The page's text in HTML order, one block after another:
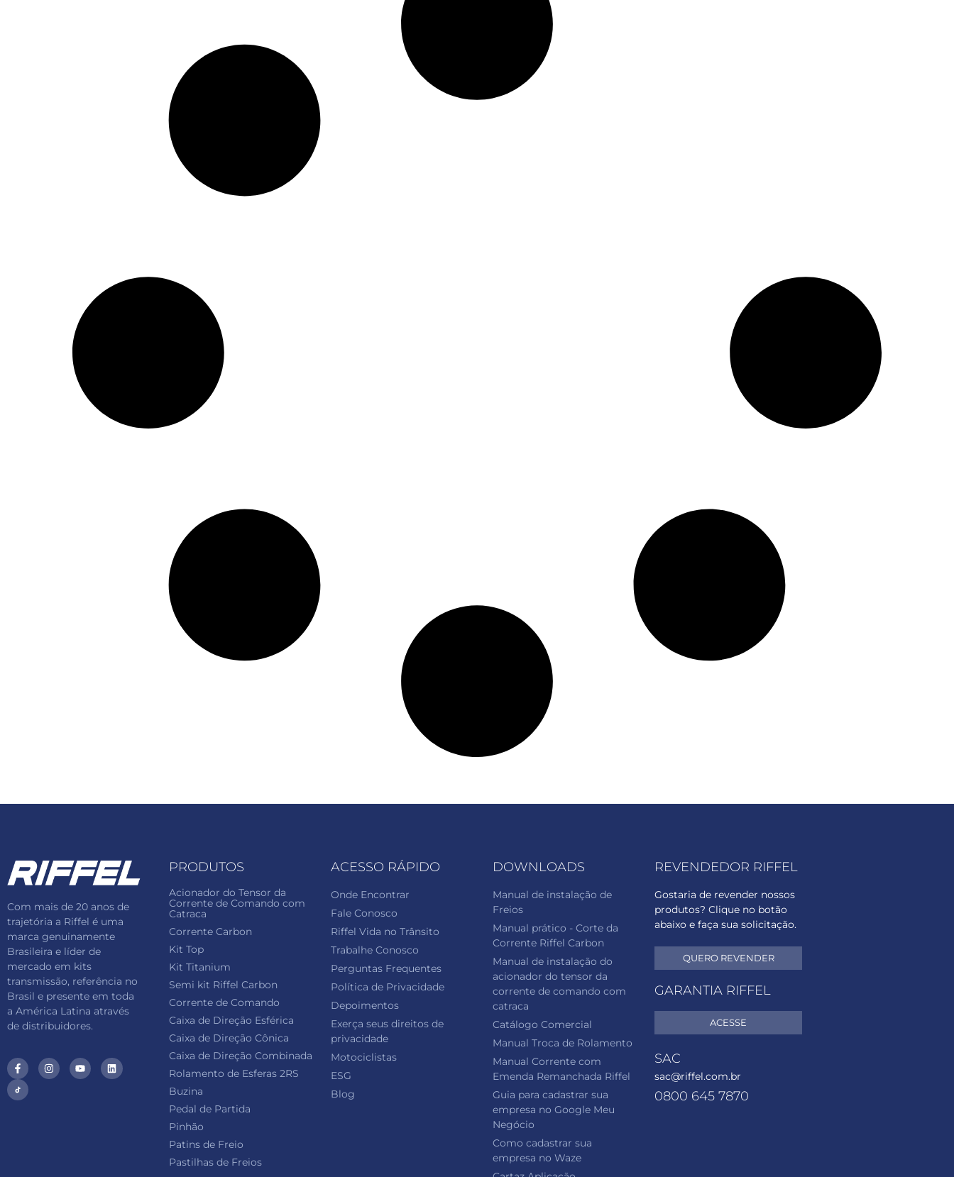
Com mais de 20 anos de
trajetória a Riffel é uma
marca genuinamente
Brasileira e líder de
mercado em kits
transmissão, referência no
Brasil e presente em toda
a América Latina através
de distribuidores.
PRODUTOS
Acionador do Tensor da
Corrente de Comando com
Catraca
Corrente Carbon
Kit Top
Kit Titanium
Semi kit Riffel Carbon
Corrente de Comando
Caixa de Direção Esférica
Caixa de Direção Cônica
Caixa de Direção Combinada
Rolamento de Esferas 2RS
Buzina
Pedal de Partida
Pinhão
Patins de Freio
Pastilhas de Freios
ACESSO RÁPIDO
Onde Encontrar
Fale Conosco
Riffel Vida no Trânsito
Trabalhe Conosco
Perguntas Frequentes
Política de Privacidade
Depoimentos
Exerça seus direitos de
privacidade
Motociclistas
ESG
Blog
DOWNLOADS
Manual de instalação de
Freios
Manual prático - Corte da
Corrente Riffel Carbon
Manual de instalação do
acionador do tensor da
corrente de comando com
catraca
Catálogo Comercial
Manual Troca de Rolamento
Manual Corrente com
Emenda Remanchada Riffel
Guia para cadastrar sua
empresa no Google Meu
Negócio
Como cadastrar sua
empresa no Waze
REVENDEDOR RIFFEL
Gostaria de revender nossos
produtos? Clique no botão
abaixo e faça sua solicitação.
QUERO REVENDER
GARANTIA RIFFEL
ACESSE
SAC
sac@riffel.com.br
0800 645 7870